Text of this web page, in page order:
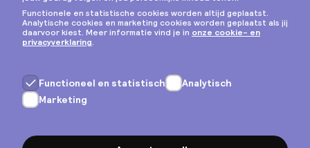
Privacy & cookies
Algemene voorwaarden